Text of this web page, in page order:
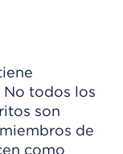
No todos los
son
de
como